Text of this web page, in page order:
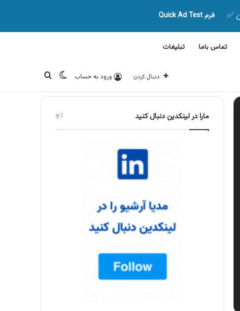
فرم Quick Ad Test
تماس باما تبلیغات
دنبال کردن ورود به حساب تغییر پوسته
جستجو برای
مارا در لینکدین دنبال کنید